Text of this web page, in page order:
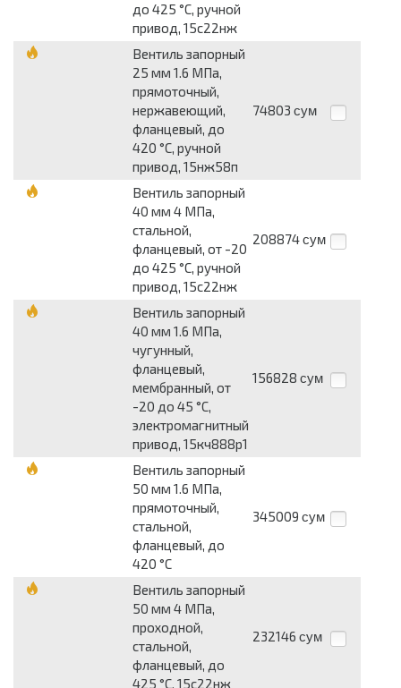
до 425 °С, ручной
привод, 15с22нж
Вентиль запорный
25 мм 1.6 МПа,
прямоточный,
нержавеющий,
фланцевый, до
420 °С, ручной
привод, 15нж58п
74803 сум
Вентиль запорный
40 мм 4 МПа,
стальной,
фланцевый, от -20
до 425 °С, ручной
привод, 15с22нж
208874 сум
Вентиль запорный
40 мм 1.6 МПа,
чугунный,
фланцевый,
мембранный, от
-20 до 45 °С,
электромагнитный
привод, 15кч888р1
156828 сум
Вентиль запорный
50 мм 1.6 МПа,
прямоточный,
стальной,
фланцевый, до
420 °С
345009 сум
Вентиль запорный
50 мм 4 МПа,
проходной,
стальной,
фланцевый, до
425 °С, 15с22нж
232146 сум